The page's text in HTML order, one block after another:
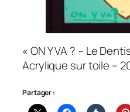
« ON Y VA ? – Le
Acrylique sur toile –
Partager :